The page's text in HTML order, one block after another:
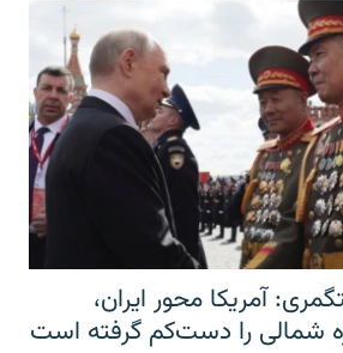
آمریکا محور ایران،
شمالی را دست‌کم گرفته است